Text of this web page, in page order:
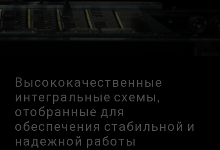
Высококачественные
интегральные схемы,
отобранные для
обеспечения стабильной и
надежной работы